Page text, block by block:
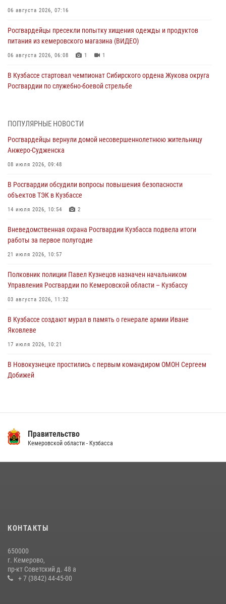
06 августа 2026, 07:16
Росгвардейцы пресекли попытку хищения одежды и продуктов
питания из кемеровского магазина (ВИДЕО)
06 августа 2026, 06:08 1 1
В Кузбассе стартовал чемпионат Сибирского ордена Жукова округа
Росгвардии по служебно-боевой стрельбе
Росгвардейцы задержали в Кемерове дебошира, устроившего
05 августа 2026, 09:30
Росгвардейцы задержали участника драки, причинившего побои
05 августа 2026, 08:50
Росгвардейцы пресекли нарушение общественного порядка на
05 августа 2026, 08:10
Росгвардейцы в Юрге пресекли попытку проникновения на
05 августа 2026, 07:45
ПОПУЛЯРНЫЕ НОВОСТИ
Росгвардейцы вернули домой несовершеннолетнюю жительницу
Анжеро-Судженска
08 июля 2026, 09:48
В Росгвардии обсудили вопросы повышения безопасности
объектов ТЭК в Кузбассе
14 июля 2026, 10:54 2
Вневедомственная охрана Росгвардии Кузбасса подвела итоги
работы за первое полугодие
21 июля 2026, 10:57
Полковник полиции Павел Кузнецов назначен начальником
Управления Росгвардии по Кемеровской области – Кузбассу
03 августа 2026, 11:32
В Кузбассе создают мурал в память о генерале армии Иване
Яковлеве
17 июля 2026, 10:21
В Новокузнецке простились с первым командиром ОМОН Сергеем
Добижей
14 июля 2026, 08:52 1
20 июля 2026, 08:52
гипермаркета товары на 13 тысяч рублей (ВИДЕО)
16 июля 2026, 06:43
Правительство
Кемеровской области - Кузбасса
КОНТАКТЫ
650000
г. Кемерово,
пр-кт Советский д. 48 а
+ 7 (3842) 44-45-00